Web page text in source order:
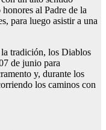
al Padre de la
para luego asistir a una
tradición, los Diablos
de junio para
y, durante los
los caminos con